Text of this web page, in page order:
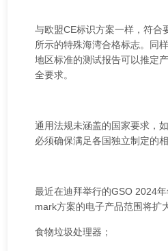
与欧盟CE标识方案一样，符合
所示的特殊海湾合格标志。同
地区标准的测试报告可以推定
全要求。
通用法规未涵盖的国家要求，
必须确保满足各国独立制定的相
最近在迪拜举行的GSO 2024
mark方案的电子产品范围将扩
食物垃圾处理器；